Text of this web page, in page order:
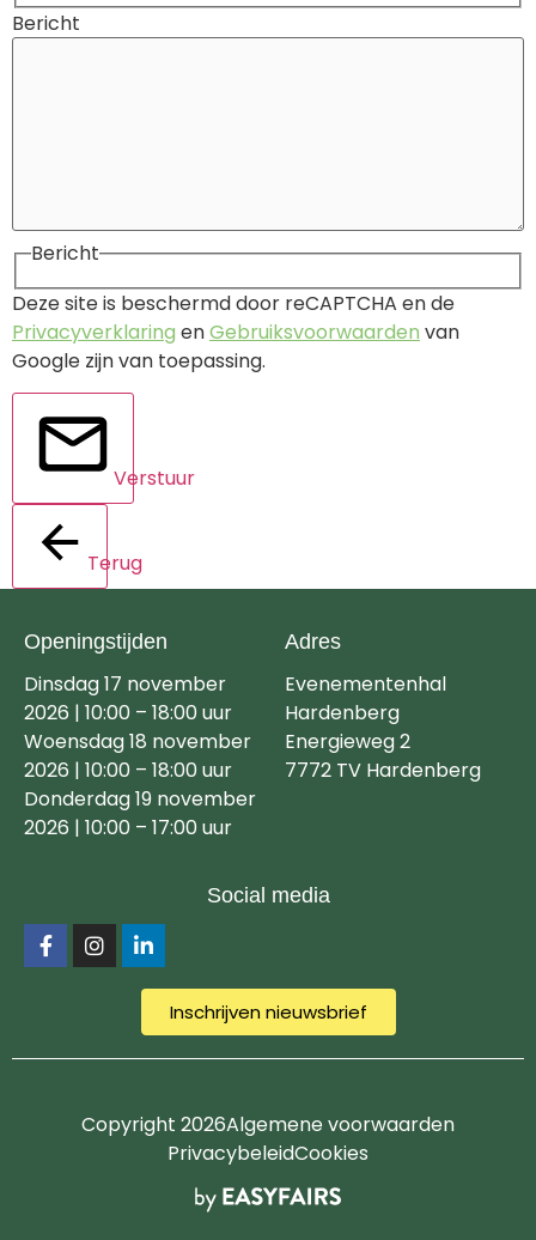
Bericht
Bericht
Deze site is beschermd door reCAPTCHA en de
Privacyverklaring enGebruiksvoorwaarden van
Google zijn van toepassing.
Verstuur
Terug
Openingstijden
Dinsdag 17 november
2026 | 10:00 – 18:00 uur
Woensdag 18 november
2026 | 10:00 – 18:00 uur
Donderdag 19 november
2026 | 10:00 – 17:00 uur
Adres
Evenementenhal
Hardenberg
Energieweg 2
7772 TV Hardenberg
Social media
Inschrijven nieuwsbrief
Copyright 2026Algemene voorwaarden
PrivacybeleidCookies